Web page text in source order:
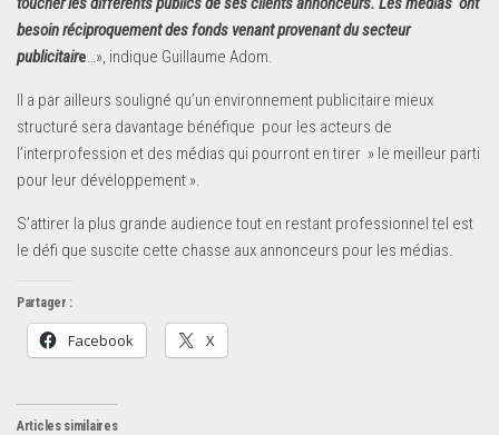
besoin réciproquement des fonds venant provenant du secteur
publicitaire…», indique Guillaume Adom.
Il a par ailleurs souligné qu’un environnement publicitaire mieux
structuré sera davantage bénéfique pour les acteurs de
l’interprofession et des médias qui pourront en tirer » le meilleur parti
pour leur développement ».
S’attirer la plus grande audience tout en restant professionnel tel est
le défi que suscite cette chasse aux annonceurs pour les médias.
Partager :
Facebook X
Articles similaires